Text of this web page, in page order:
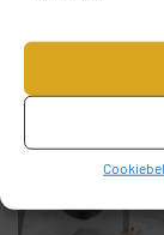
Vrouw —